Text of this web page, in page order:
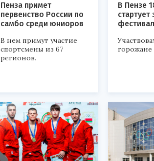
Пенза примет
первенство России по
самбо среди юниоров
В нем примут участие
спортсмены из 67
регионов.
В Пензе
стартует
горожане